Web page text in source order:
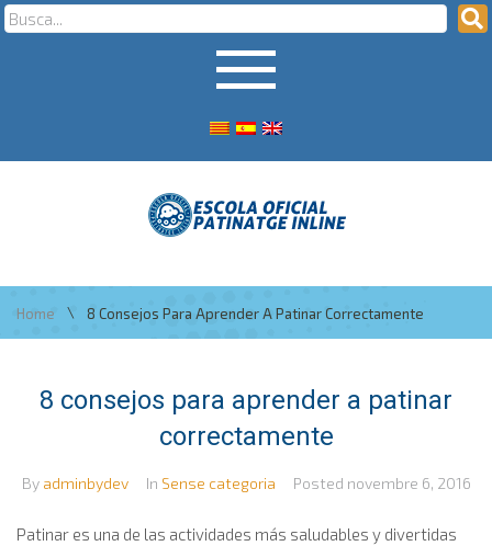
Home \ 8 Consejos Para Aprender A Patinar Correctamente
8 consejos para aprender a patinar
correctamente
By adminbydev In Sense categoria Posted novembre 6, 2016
Patinar es una de las actividades más saludables y divertidas